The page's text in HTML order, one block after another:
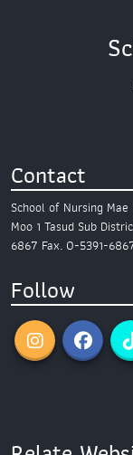
Contact
School of Nursing
Moo 1 Tasud Sub
6867 Fax. 0-5391-
Follow